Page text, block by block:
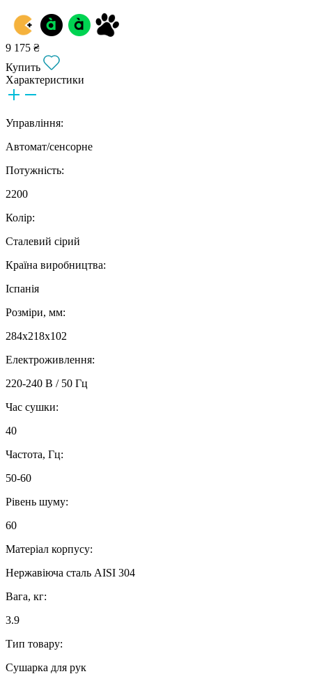
9 175 ₴
Купить
Характеристики
Управління:
Автомат/cенсорне
Потужність:
2200
Колір:
Сталевий сірий
Країна виробництва:
Іспанія
Розміри, мм:
284x218x102
Електроживлення:
220-240 В / 50 Гц
Час сушки:
40
Частота, Гц:
50-60
Рівень шуму:
60
Матеріал корпусу:
Нержавіюча сталь AISI 304
Вага, кг:
3.9
Тип товару:
Сушарка для рук